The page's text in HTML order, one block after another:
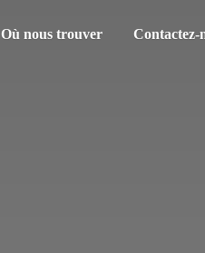
Où nous trouver Contactez-